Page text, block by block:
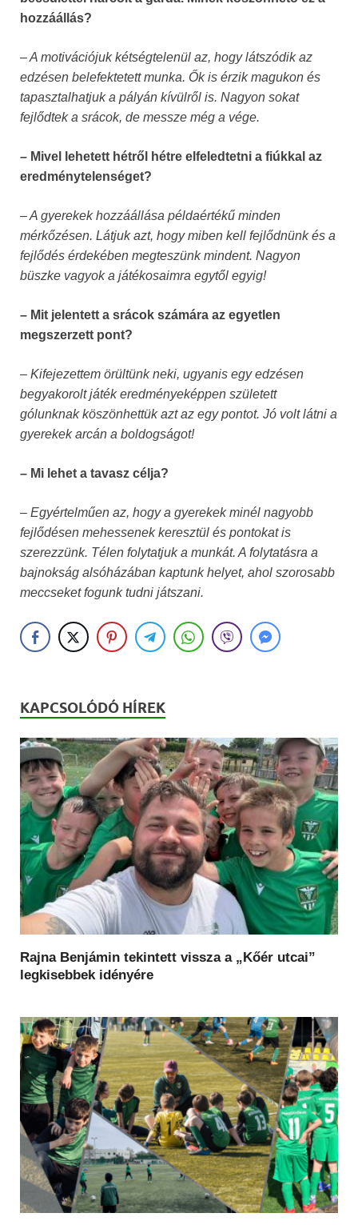
hozzáállás?
– A motivációjuk kétségtelenül az, hogy látszódik az
edzésen belefektetett munka. Ők is érzik magukon és
tapasztalhatjuk a pályán kívülről is. Nagyon sokat
fejlődtek a srácok, de messze még a vége.
– Mivel lehetett hétről hétre elfeledtetni a fiúkkal az
eredménytelenséget?
– A gyerekek hozzáállása példaértékű minden
mérkőzésen. Látjuk azt, hogy miben kell fejlődnünk és a
fejlődés érdekében megteszünk mindent. Nagyon
büszke vagyok a játékosaimra egytől egyig!
– Mit jelentett a srácok számára az egyetlen
megszerzett pont?
– Kifejezettem örültünk neki, ugyanis egy edzésen
begyakorolt játék eredményeképpen született
gólunknak köszönhettük azt az egy pontot. Jó volt látni a
gyerekek arcán a boldogságot!
– Mi lehet a tavasz célja?
– Egyértelműen az, hogy a gyerekek minél nagyobb
fejlődésen mehessenek keresztül és pontokat is
szerezzünk. Télen folytatjuk a munkát. A folytatásra a
bajnokság alsóházában kaptunk helyet, ahol szorosabb
meccseket fogunk tudni játszani.
KAPCSOLÓDÓ HÍREK
Rajna Benjámin tekintett vissza a „Kőér utcai”
legkisebbek idényére